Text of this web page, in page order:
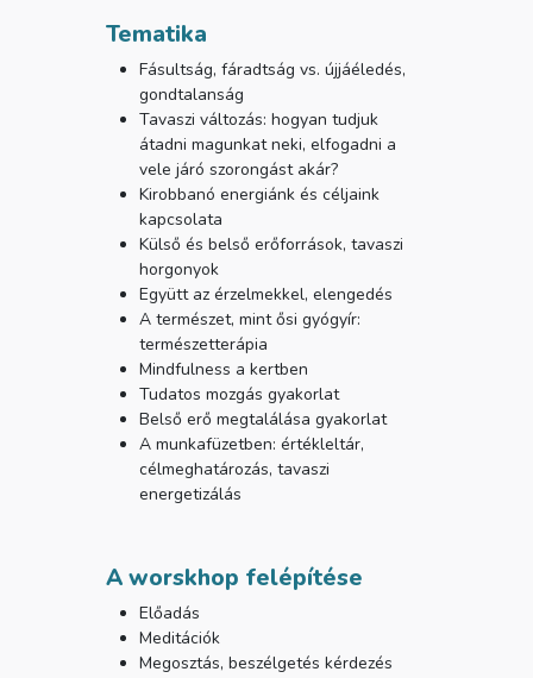
Tematika
Fásultság, fáradtság vs. újjáéledés,
gondtalanság
Tavaszi változás: hogyan tudjuk
átadni magunkat neki, elfogadni a
vele járó szorongást akár?
Kirobbanó energiánk és céljaink
kapcsolata
Külső és belső erőforrások, tavaszi
horgonyok
Együtt az érzelmekkel, elengedés
A természet, mint ősi gyógyír:
természetterápia
Mindfulness a kertben
Tudatos mozgás gyakorlat
Belső erő megtalálása gyakorlat
A munkafüzetben: értékleltár,
célmeghatározás, tavaszi
energetizálás
A worskhop felépítése
Előadás
Meditációk
Megosztás, beszélgetés kérdezés